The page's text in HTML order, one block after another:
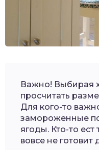
Важно! Выбирая
просчитать
Для кого-то
замороженные
ягоды. Кто-то
вовсе не готовит